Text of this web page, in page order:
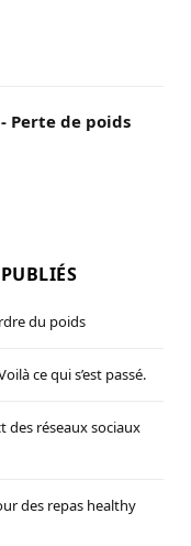
Perte de poids
du poids
ce qui s’est passé.
des réseaux sociaux
des repas healthy